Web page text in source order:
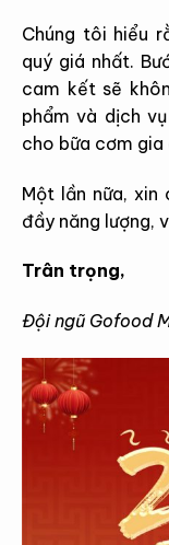
Chúng tôi hiểu
quý giá nhất.
cam kết sẽ
phẩm và dịch
cho bữa cơm gia
Một lần nữa, xin
đầy năng lượng,
Trân trọng,
Đội ngũ Gofood